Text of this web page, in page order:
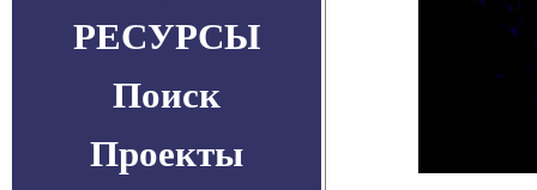
РЕСУРСЫ
Поиск
Проекты